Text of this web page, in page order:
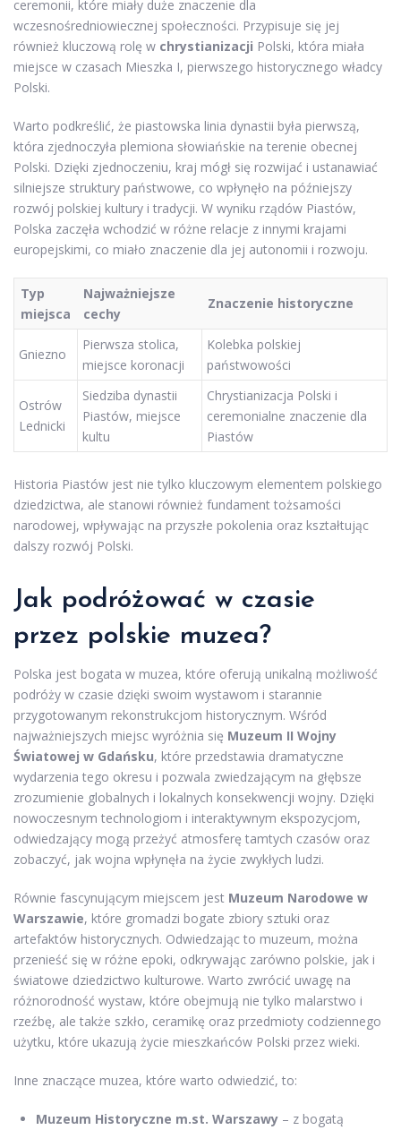
ceremonii, które miały duże znaczenie dla
wczesnośredniowiecznej społeczności. Przypisuje się jej
również kluczową rolę w chrystianizacji Polski, która miała
miejsce w czasach Mieszka I, pierwszego historycznego władcy
Polski.
Warto podkreślić, że piastowska linia dynastii była pierwszą,
która zjednoczyła plemiona słowiańskie na terenie obecnej
Polski. Dzięki zjednoczeniu, kraj mógł się rozwijać i ustanawiać
silniejsze struktury państwowe, co wpłynęło na późniejszy
rozwój polskiej kultury i tradycji. W wyniku rządów Piastów,
Polska zaczęła wchodzić w różne relacje z innymi krajami
europejskimi, co miało znaczenie dla jej autonomii i rozwoju.
Typ
miejsca
Najważniejsze
cechy
Znaczenie historyczne
Gniezno
Pierwsza stolica,
miejsce koronacji
Kolebka polskiej
państwowości
Ostrów
Lednicki
Siedziba dynastii
Piastów, miejsce
kultu
Chrystianizacja Polski i
ceremonialne znaczenie dla
Piastów
Historia Piastów jest nie tylko kluczowym elementem polskiego
dziedzictwa, ale stanowi również fundament tożsamości
narodowej, wpływając na przyszłe pokolenia oraz kształtując
dalszy rozwój Polski.
Jak podróżować w czasie
przez polskie muzea?
Polska jest bogata w muzea, które oferują unikalną możliwość
podróży w czasie dzięki swoim wystawom i starannie
przygotowanym rekonstrukcjom historycznym. Wśród
najważniejszych miejsc wyróżnia się Muzeum II Wojny
Światowej w Gdańsku, które przedstawia dramatyczne
wydarzenia tego okresu i pozwala zwiedzającym na głębsze
zrozumienie globalnych i lokalnych konsekwencji wojny. Dzięki
nowoczesnym technologiom i interaktywnym ekspozycjom,
odwiedzający mogą przeżyć atmosferę tamtych czasów oraz
zobaczyć, jak wojna wpłynęła na życie zwykłych ludzi.
Równie fascynującym miejscem jest Muzeum Narodowe w
Warszawie, które gromadzi bogate zbiory sztuki oraz
artefaktów historycznych. Odwiedzając to muzeum, można
przenieść się w różne epoki, odkrywając zarówno polskie, jak i
światowe dziedzictwo kulturowe. Warto zwrócić uwagę na
różnorodność wystaw, które obejmują nie tylko malarstwo i
rzeźbę, ale także szkło, ceramikę oraz przedmioty codziennego
użytku, które ukazują życie mieszkańców Polski przez wieki.
Inne znaczące muzea, które warto odwiedzić, to:
Muzeum Historyczne m.st. Warszawy – z bogatą